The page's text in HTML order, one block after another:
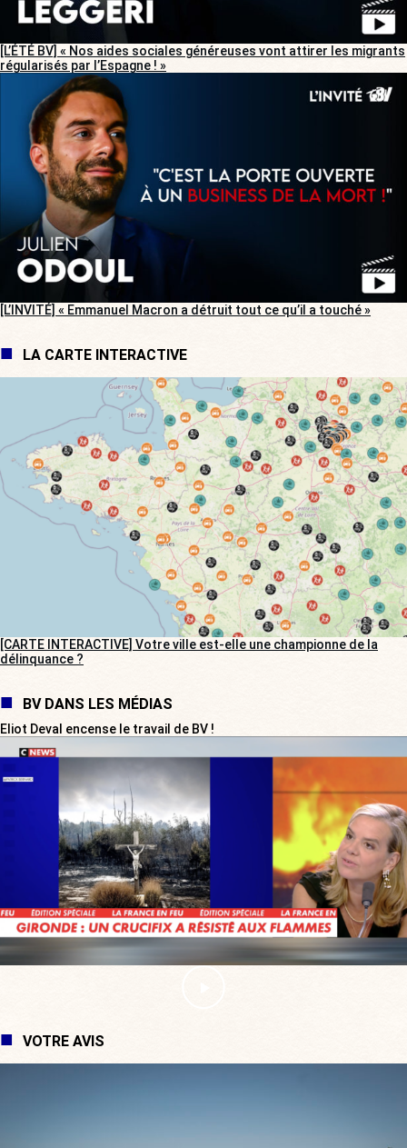
[L’ÉTÉ BV] « Nos aides sociales généreuses vont attirer les migrants
régularisés par l’Espagne ! »
[L’INVITÉ] « Emmanuel Macron a détruit tout ce qu’il a touché »
LA CARTE INTERACTIVE
[CARTE INTERACTIVE] Votre ville est-elle une championne de la
délinquance ?
BV DANS LES MÉDIAS
Eliot Deval encense le travail de BV !
VOTRE AVIS